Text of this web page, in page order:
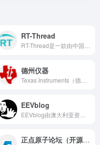
RT-Thread
德州仪器
EEVblog
正点原子论坛（开源电子网）